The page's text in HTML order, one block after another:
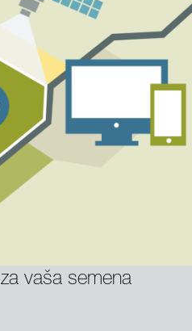
vaša semena